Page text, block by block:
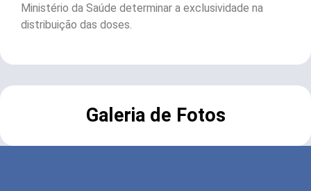
Ministério da Saúde determinar a exclusividade na
distribuição das doses.
Galeria de Fotos